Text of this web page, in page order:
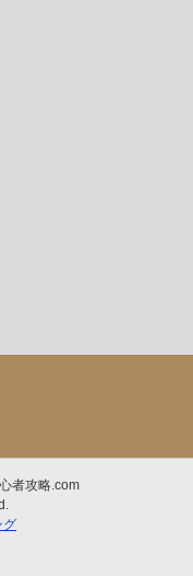
者攻略.com